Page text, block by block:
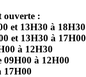
ouverte :
et 13H30 à 18H30
et 13H30 à 17H00
à 12H30
09H00 à 12H00
17H00